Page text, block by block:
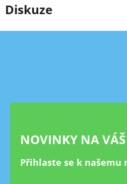
Diskuze
Z
NOVINKY NA
Přihlaste se k našemu